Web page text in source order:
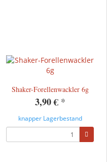
Shaker-Forellenwackler 6g
3,90 € *
knapper Lagerbestand